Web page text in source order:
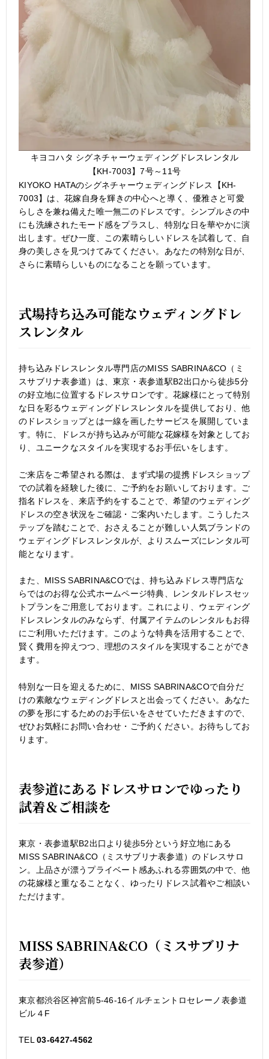
キヨコハタ シグネチャーウェディングドレスレンタル
【KH-7003】7号～11号
KIYOKO HATAのシグネチャーウェディングドレス【KH-
7003】は、花嫁自身を輝きの中心へと導く、優雅さと可愛
らしさを兼ね備えた唯一無二のドレスです。シンプルさの中
にも洗練されたモード感をプラスし、特別な日を華やかに演
出します。ぜひ一度、この素晴らしいドレスを試着して、自
身の美しさを見つけてみてください。あなたの特別な日が、
さらに素晴らしいものになることを願っています。
式場持ち込み可能なウェディングドレ
スレンタル
持ち込みドレスレンタル専門店のMISS SABRINA&CO（ミ
スサブリナ表参道）は、東京・表参道駅B2出口から徒歩5分
の好立地に位置するドレスサロンです。花嫁様にとって特別
な日を彩るウェディングドレスレンタルを提供しており、他
のドレスショップとは一線を画したサービスを展開していま
す。特に、ドレスが持ち込みが可能な花嫁様を対象としてお
り、ユニークなスタイルを実現するお手伝いをします。
ご来店をご希望される際は、まず式場の提携ドレスショップ
での試着を経験した後に、ご予約をお願いしております。ご
指名ドレスを、来店予約をすることで、希望のウェディング
ドレスの空き状況をご確認・ご案内いたします。こうしたス
テップを踏むことで、おさえることが難しい人気ブランドの
ウェディングドレスレンタルが、よりスムーズにレンタル可
能となります。
また、MISS SABRINA&COでは、持ち込みドレス専門店な
らではのお得な公式ホームページ特典、レンタルドレスセッ
トプランをご用意しております。これにより、ウェディング
ドレスレンタルのみならず、付属アイテムのレンタルもお得
にご利用いただけます。このような特典を活用することで、
賢く費用を抑えつつ、理想のスタイルを実現することができ
ます。
特別な一日を迎えるために、MISS SABRINA&COで自分だ
けの素敵なウェディングドレスと出会ってください。あなた
の夢を形にするためのお手伝いをさせていただきますので、
ぜひお気軽にお問い合わせ・ご予約ください。お待ちしてお
ります。
表参道にあるドレスサロンでゆったり
試着＆ご相談を
東京・表参道駅B2出口より徒歩5分という好立地にある
MISS SABRINA&CO（ミスサブリナ表参道）のドレスサロ
ン。上品さが漂うプライベート感あふれる雰囲気の中で、他
の花嫁様と重なることなく、ゆったりドレス試着やご相談い
ただけます。
MISS SABRINA&CO（ミスサブリナ
表参道）
東京都渋谷区神宮前5-46-16イルチェントロセレーノ表参道
ビル４F
TEL03-6427-4562